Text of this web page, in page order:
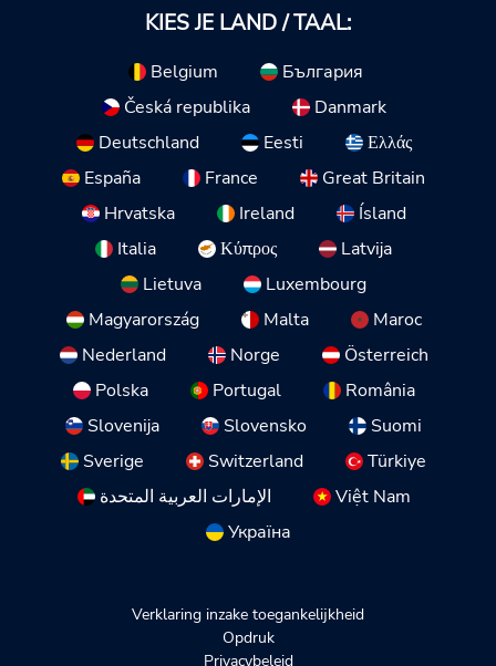
KIES JE LAND / TAAL:
Belgium
България
Česká republika
Danmark
Deutschland
Eesti
Ελλάς
España
France
Great Britain
Hrvatska
Ireland
Ísland
Italia
Κύπρος
Latvija
Lietuva
Luxembourg
Magyarország
Malta
Maroc
Nederland
Norge
Österreich
Polska
Portugal
România
Slovenija
Slovensko
Suomi
Sverige
Switzerland
Türkiye
الإمارات العربية المتحدة
Việt Nam
Україна
Verklaring inzake toegankelijkheid
Opdruk
Privacybeleid